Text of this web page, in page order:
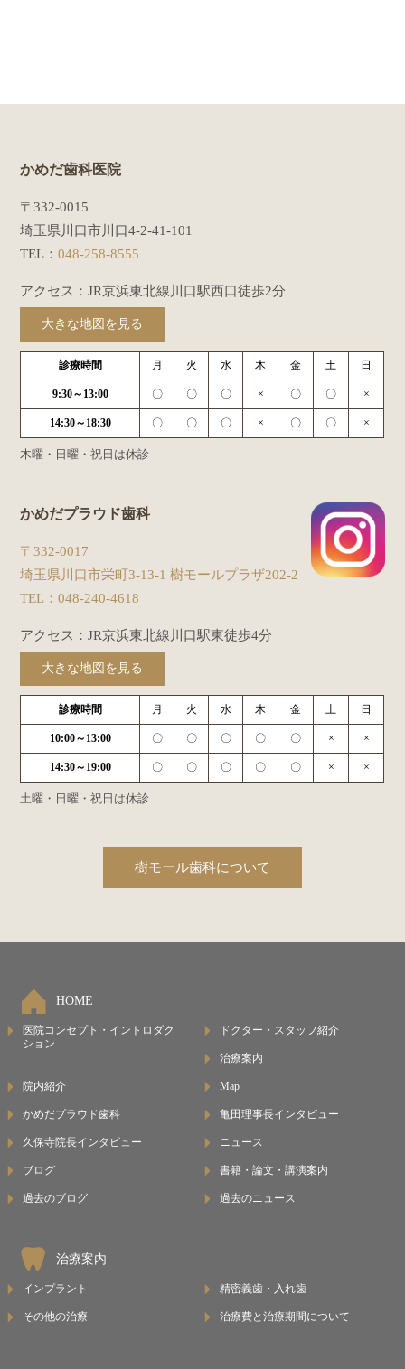
かめだ歯科医院
〒332-0015
埼玉県川口市川口4-2-41-101
TEL：048-258-8555
アクセス：JR京浜東北線川口駅西口徒歩2分
大きな地図を見る
診療時間 月 火 水 木 金 土 日
9:30～13:00 〇 〇 〇 × 〇 〇 ×
14:30～18:30 〇 〇 〇 × 〇 〇 ×
木曜・日曜・祝日は休診
かめだプラウド歯科
〒332-0017
埼玉県川口市栄町3-13-1 樹モールプラザ202-2
TEL：048-240-4618
アクセス：JR京浜東北線川口駅東徒歩4分
大きな地図を見る
診療時間 月 火 水 木 金 土 日
10:00～13:00 〇 〇 〇 〇 〇 × ×
14:30～19:00 〇 〇 〇 〇 〇 × ×
土曜・日曜・祝日は休診
樹モール歯科について
HOME
医院コンセプト・イントロダク
ション
ドクター・スタッフ紹介
治療案内
院内紹介 Map
かめだプラウド歯科 亀田理事長インタビュー
久保寺院長インタビュー ニュース
ブログ 書籍・論文・講演案内
過去のブログ 過去のニュース
治療案内
インプラント 精密義歯・入れ歯
その他の治療 治療費と治療期間について